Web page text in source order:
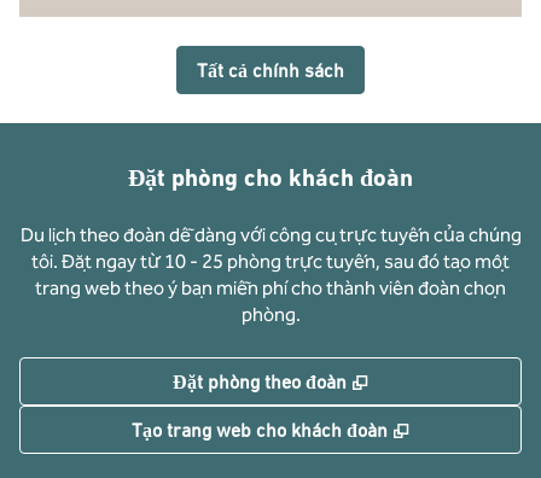
Tất cả chính sách
Đặt phòng cho khách đoàn
Du lịch theo đoàn dễ dàng với công cụ trực tuyến của chúng
tôi. Đặt ngay từ 10 - 25 phòng trực tuyến, sau đó tạo một
trang web theo ý bạn miễn phí cho thành viên đoàn chọn
phòng.
Đặt phòng theo đoàn ,
Tạo trang web cho khách đoàn ,